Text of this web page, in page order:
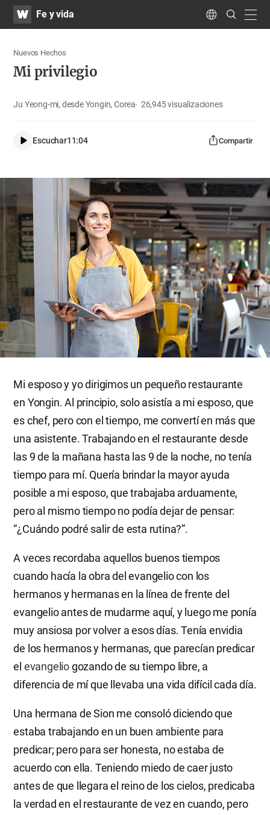
WATVFe y vida Language
Search
Submit
Nuevos Hechos
Mi privilegio
Ju Yeong-mi, desde Yongin, Corea 26,945visualizaciones
Escuchar11:04 Compartir
Mi esposo y yo dirigimos un pequeño restaurante
en Yongin. Al principio, solo asistía a mi esposo, que
es chef, pero con el tiempo, me convertí en más que
una asistente. Trabajando en el restaurante desde
las 9 de la mañana hasta las 9 de la noche, no tenía
tiempo para mí. Quería brindar la mayor ayuda
posible a mi esposo, que trabajaba arduamente,
pero al mismo tiempo no podía dejar de pensar:
“¿Cuándo podré salir de esta rutina?”.
A veces recordaba aquellos buenos tiempos
cuando hacía la obra del evangelio con los
hermanos y hermanas en la línea de frente del
evangelio antes de mudarme aquí, y luego me ponía
muy ansiosa por volver a esos días. Tenía envidia
de los hermanos y hermanas, que parecían predicar
el evangeliogozando de su tiempo libre, a
diferencia de mí que llevaba una vida difícil cada día.
Una hermana de Sion me consoló diciendo que
estaba trabajando en un buen ambiente para
predicar; pero para ser honesta, no estaba de
acuerdo con ella. Teniendo miedo de caer justo
antes de que llegara el reino de los cielos, predicaba
la verdad en el restaurante de vez en cuando, pero